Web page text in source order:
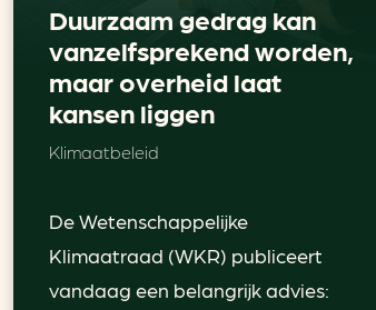
Duurzaam gedrag kan
vanzelfsprekend worden,
maar overheid laat
kansen liggen
Klimaatbeleid
De Wetenschappelijke
Klimaatraad (WKR) publiceert
vandaag een belangrijk advies: